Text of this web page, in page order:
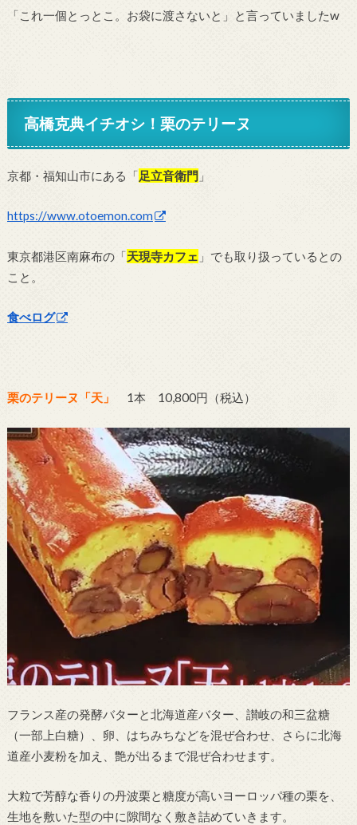
「これ一個とっとこ。お袋に渡さないと」と言っていましたw
高橋克典イチオシ！栗のテリーヌ
京都・福知山市にある「足立音衛門 」
https://www.otoemon.com
東京都港区南麻布の「天現寺カフェ 」でも取り扱っているとの
こと。
食べログ
栗のテリーヌ「天」 1本 10,800円（税込）
フランス産の発酵バターと北海道産バター、讃岐の和三盆糖
（一部上白糖）、卵、はちみちなどを混ぜ合わせ、さらに北海
道産小麦粉を加え、艶が出るまで混ぜ合わせます。
大粒で芳醇な香りの丹波栗と糖度が高いヨーロッパ種の栗を、
生地を敷いた型の中に隙間なく敷き詰めていきます。